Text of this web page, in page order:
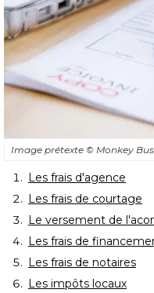
Image prétexte © Monkey
Les frais d'agence
Les frais de courtage
Le versement de
Les frais de
Les frais de notaires
Les impôts locaux